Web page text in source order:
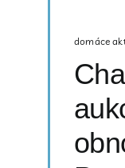
domáce